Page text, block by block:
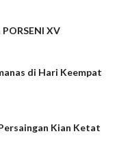
XV
di Hari Keempat
Kian Ketat